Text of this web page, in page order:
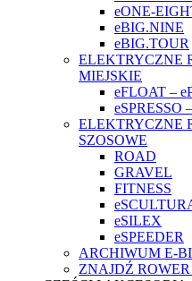
eONE-
eBIG.NINE
eBIG.TOUR
ELEKTRYCZNE
MIEJSKIE
eFLOAT –
eSPRESSO
ELEKTRYCZNE
SZOSOWE
ROAD
GRAVEL
FITNESS
eSILEX
eSPEEDER
ARCHIWUM E-
ZNAJDŹ